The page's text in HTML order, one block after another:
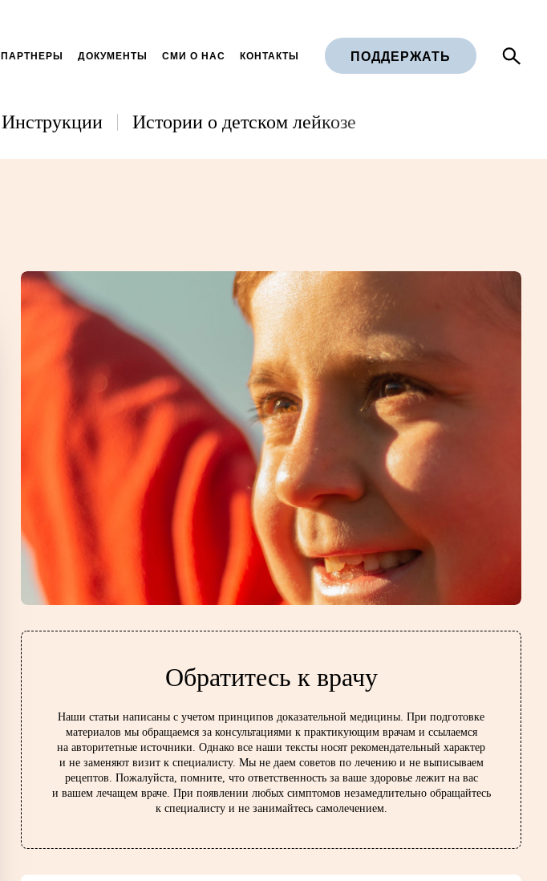
ПАРТНЕРЫ ДОКУМЕНТЫ СМИ О НАС КОНТАКТЫ ПОДДЕРЖАТЬ
Инструкции Истории о детском лейкозе
Обратитесь к врачу
Наши статьи написаны с учетом принципов доказательной медицины. При подготовке
материалов мы обращаемся за консультациями к практикующим врачам и ссылаемся
на авторитетные источники. Однако все наши тексты носят рекомендательный характер
и не заменяют визит к специалисту. Мы не даем советов по лечению и не выписываем
рецептов. Пожалуйста, помните, что ответственность за ваше здоровье лежит на вас
и вашем лечащем враче. При появлении любых симптомов незамедлительно обращайтесь
к специалисту и не занимайтесь самолечением.